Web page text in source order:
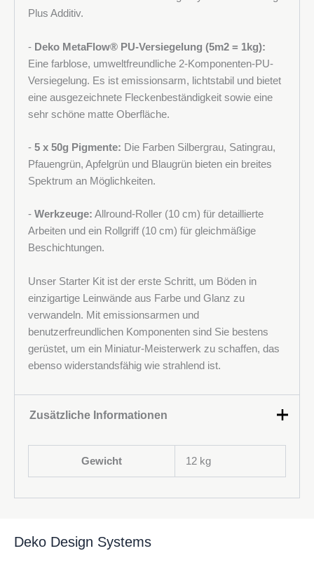
Plus Additiv.
- Deko MetaFlow® PU-Versiegelung (5m2 = 1kg):
Eine farblose, umweltfreundliche 2-Komponenten-PU-
Versiegelung. Es ist emissionsarm, lichtstabil und bietet
eine ausgezeichnete Fleckenbeständigkeit sowie eine
sehr schöne matte Oberfläche.
- 5 x 50g Pigmente: Die Farben Silbergrau, Satingrau,
Pfauengrün, Apfelgrün und Blaugrün bieten ein breites
Spektrum an Möglichkeiten.
- Werkzeuge: Allround-Roller (10 cm) für detaillierte
Arbeiten und ein Rollgriff (10 cm) für gleichmäßige
Beschichtungen.
Unser Starter Kit ist der erste Schritt, um Böden in
einzigartige Leinwände aus Farbe und Glanz zu
verwandeln. Mit emissionsarmen und
benutzerfreundlichen Komponenten sind Sie bestens
gerüstet, um ein Miniatur-Meisterwerk zu schaffen, das
ebenso widerstandsfähig wie strahlend ist.
Zusätzliche Informationen
Gewicht 12 kg
Deko Design Systems